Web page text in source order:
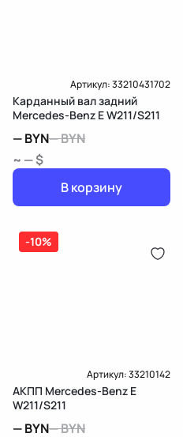
Артикул:33210431702
Карданный вал задний
Mercedes-Benz E W211/S211
—BYN—BYN
~ — $
В корзину
-10%
Артикул:33210142
АКПП Mercedes-Benz E
W211/S211
—BYN—BYN